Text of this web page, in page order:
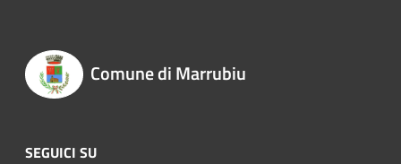
Comune di Marrubiu
SEGUICI SU